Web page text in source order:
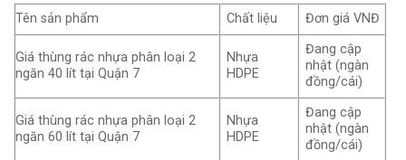
Tên sản phẩm Chất liệu Đơn giá VNĐ
Giá thùng rác nhựa phân loại 2
ngăn 40 lít tại Quận 7
Nhựa
HDPE
Đang cập
nhật (ngàn
đồng/cái)
Giá thùng rác nhựa phân loại 2
ngăn 60 lít tại Quận 7
Nhựa
HDPE
Đang cập
nhật (ngàn
đồng/cái)